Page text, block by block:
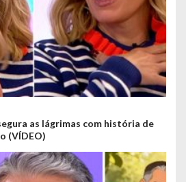
as lágrimas com história de
(VÍDEO)